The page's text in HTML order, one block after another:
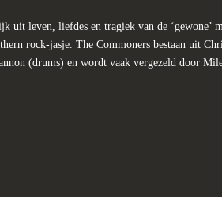
uit leven, liefdes en tragiek van de ‘gewone’
rock-jasje. The Commoners bestaan uit
(drums) en wordt vaak vergezeld door